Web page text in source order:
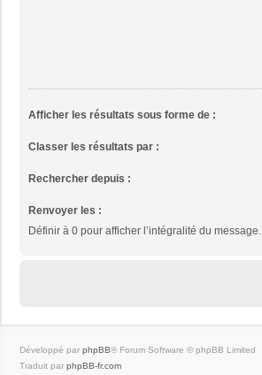
Afficher les résultats sous forme de :
Classer les résultats par :
Rechercher depuis :
Renvoyer les :
Définir à 0 pour afficher l’intégralité du message.
Développé par phpBB® Forum Software © phpBB Limited
Traduit par phpBB-fr.com